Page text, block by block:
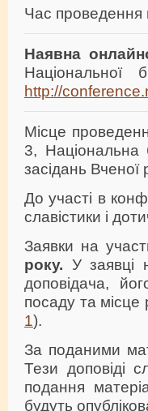
Час проведення
Наявна
Національної
http://
Місце
3, Національна
засідань
До участі в
славістики і
Заявки на
року. У заявці
доповідача,
посаду та
1).
За поданими
Тези доповіді
подання
будуть